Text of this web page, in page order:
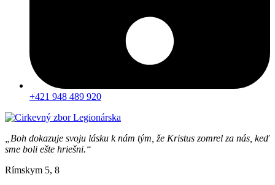
+421 948 489 920
„Boh dokazuje svoju lásku k nám tým, že Kristus zomrel za nás, keď
sme boli ešte hriešni.“
Rímskym 5, 8